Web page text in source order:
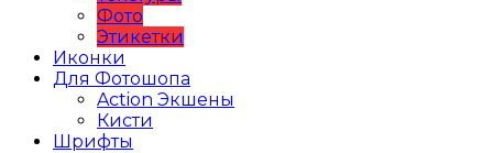
Фото
Этикетки
Иконки
Для Фотошопа
Action Экшены
Кисти
Шрифты